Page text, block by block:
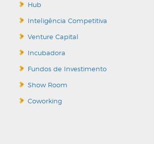
Hub
Inteligência Competitiva
Venture Capital
Incubadora
Fundos de Investimento
Show Room
Coworking